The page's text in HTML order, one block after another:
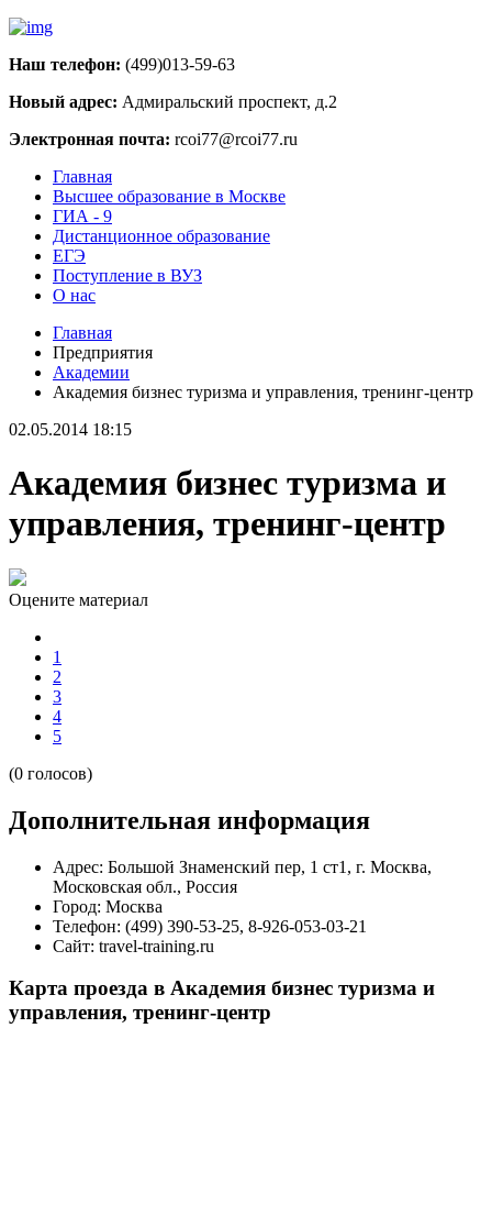
Наш телефон: (499)013-59-63
Новый адрес: Адмиральский проспект, д.2
Электронная почта: rcoi77@rcoi77.ru
Главная
Высшее образование в Москве
ГИА - 9
Дистанционное образование
ЕГЭ
Поступление в ВУЗ
О нас
Главная
Предприятия
Академии
Академия бизнес туризма и управления, тренинг-центр
02.05.2014 18:15
Академия бизнес туризма и
управления, тренинг-центр
Оцените материал
1
2
3
4
5
(0 голосов)
Дополнительная информация
Адрес: Большой Знаменский пер, 1 ст1, г. Москва,
Московская обл., Россия
Город: Москва
Телефон: (499) 390-53-25, 8-926-053-03-21
Сайт: travel-training.ru
Карта проезда в Академия бизнес туризма и
управления, тренинг-центр